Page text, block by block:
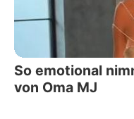
So emotional
von Oma MJ